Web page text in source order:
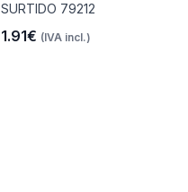
SURTIDO 79212
1.91€ (IVA incl.)